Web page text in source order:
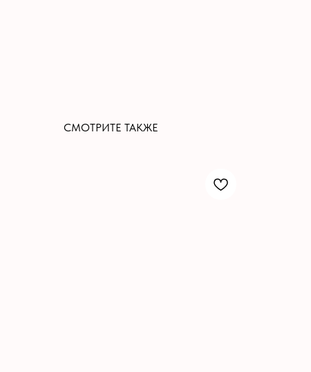
СМОТРИТЕ ТАКЖЕ